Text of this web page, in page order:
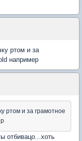
ртом и за
например
ртом и за грамотное
отбивацо...хоть